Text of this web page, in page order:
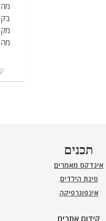
תכנים
אינדקס מאמרים
פינת הילדים
אינפוגרפיקה
קידום אתרים